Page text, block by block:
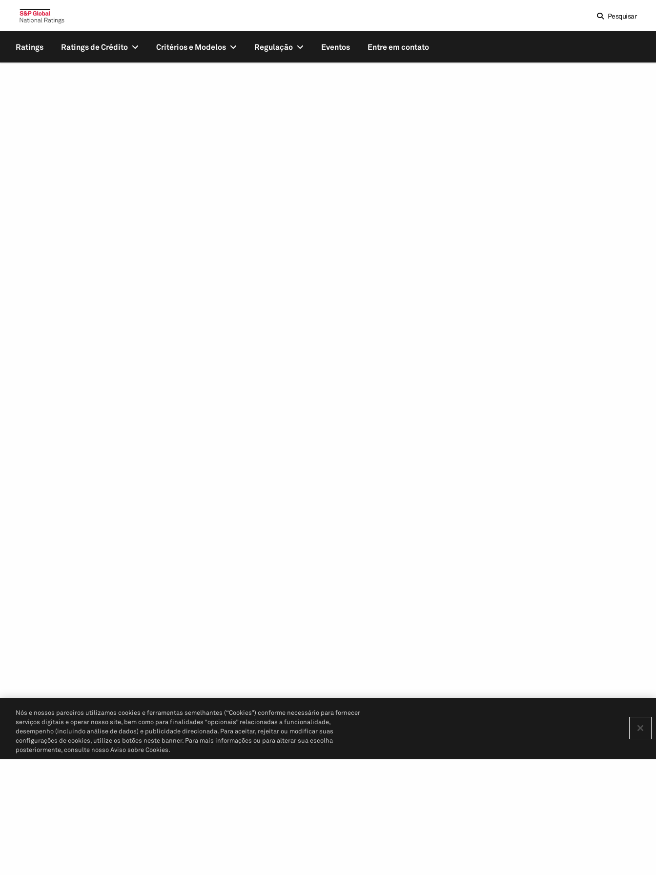
Pesquisar
Ratings Ratings de Crédito Critérios e Modelos Regulação Eventos Entre em contato
Nós e nossos parceiros utilizamos cookies e ferramentas semelhantes (“Cookies”) conforme necessário para fornecer
serviços digitais e operar nosso site, bem como para finalidades “opcionais” relacionadas a funcionalidade,
desempenho (incluindo análise de dados) e publicidade direcionada. Para aceitar, rejeitar ou modificar suas
configurações de cookies, utilize os botões neste banner. Para mais informações ou para alterar sua escolha
posteriormente, consulte nosso Aviso sobre Cookies.